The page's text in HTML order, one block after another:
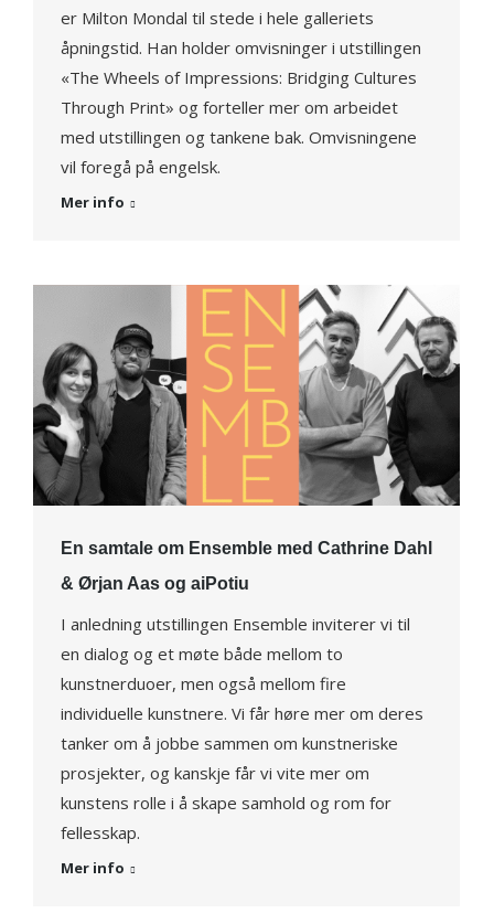
er Milton Mondal til stede i hele galleriets
åpningstid. Han holder omvisninger i utstillingen
«The Wheels of Impressions: Bridging Cultures
Through Print» og forteller mer om arbeidet
med utstillingen og tankene bak. Omvisningene
vil foregå på engelsk.
Mer info
En samtale om Ensemble med Cathrine Dahl
& Ørjan Aas og aiPotiu
I anledning utstillingen Ensemble inviterer vi til
en dialog og et møte både mellom to
kunstnerduoer, men også mellom fire
individuelle kunstnere. Vi får høre mer om deres
tanker om å jobbe sammen om kunstneriske
prosjekter, og kanskje får vi vite mer om
kunstens rolle i å skape samhold og rom for
fellesskap.
Mer info